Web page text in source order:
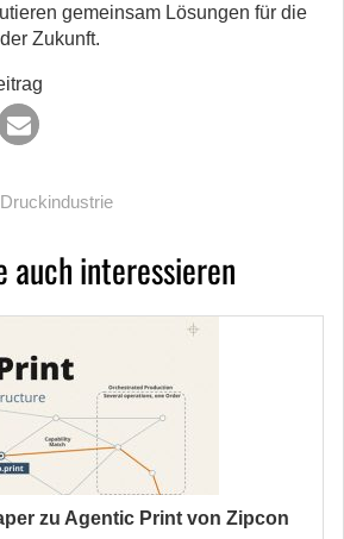
gemeinsam Lösungen für die
Zukunft.
Druckindustrie
auch interessieren
zu Agentic Print von Zipcon